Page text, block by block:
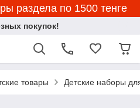
раздела по 1500 тенге
покупок!
товары Детские наборы